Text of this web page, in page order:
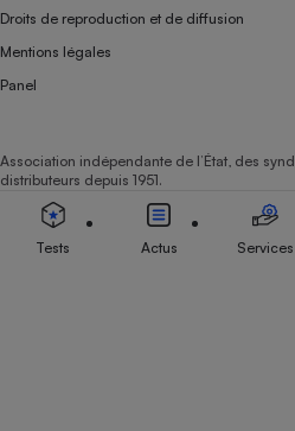
Droits de reproduction et de diffusion
Mentions légales
Panel
Association indépendante de l’État, des
distributeurs depuis 1951.
Tests Actus Services